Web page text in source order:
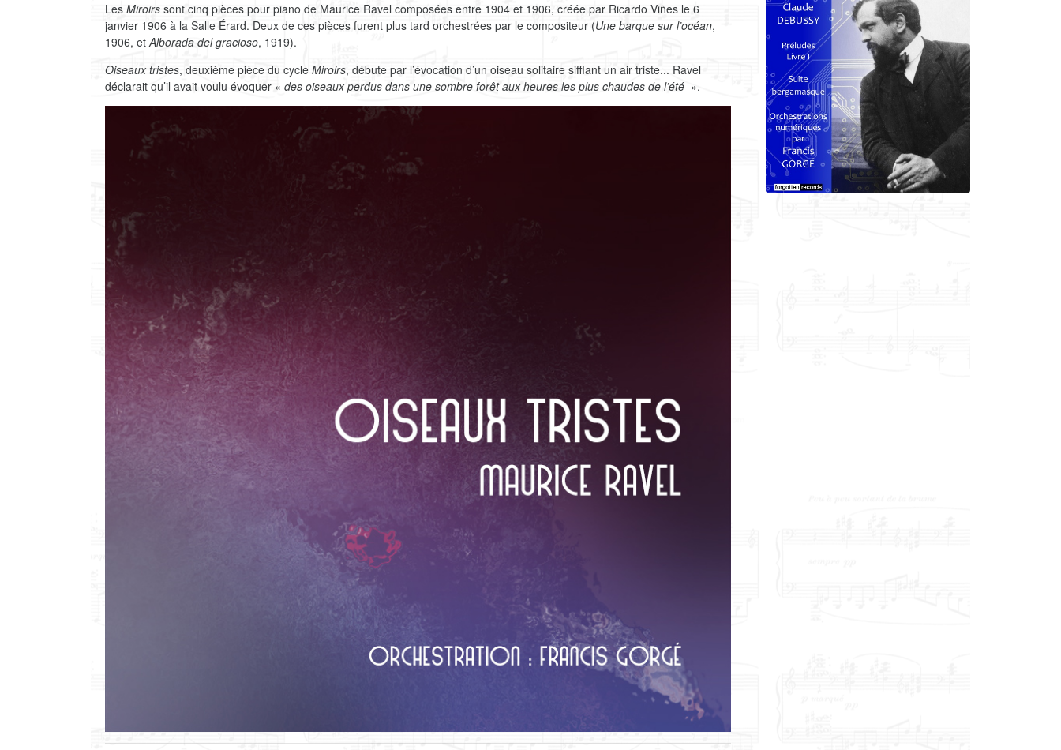
LesMiroirs sont cinq pièces pour piano de Maurice Ravel composées entre 1904 et 1906, créée par Ricardo Viñes le 6
janvier 1906 à la Salle Érard. Deux de ces pièces furent plus tard orchestrées par le compositeur (Une barque sur l’océan,
1906, etAlborada del gracioso, 1919).
Oiseaux tristes, deuxième pièce du cycleMiroirs, débute par l’évocation d’un oiseau solitaire sifflant un air triste... Ravel
déclarait qu’il avait voulu évoquer «des oiseaux perdus dans une sombre forêt aux heures les plus chaudes de l’été ».
Debussy - Schmitt - Ravel
orchestrations numériques par
Francis Gorgé